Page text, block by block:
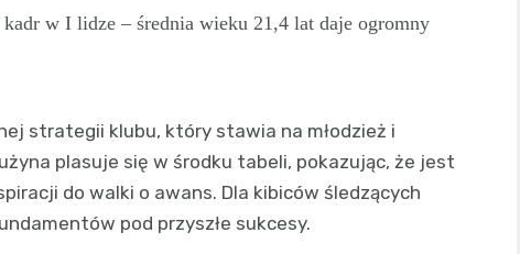
kadr w I lidze – średnia wieku 21,4 lat daje ogromny
strategii klubu, który stawia na młodzież i
plasuje się w środku tabeli, pokazując, że jest
do walki o awans. Dla kibiców śledzących
pod przyszłe sukcesy.